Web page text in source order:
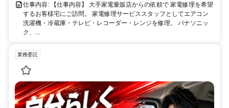
仕事内容: 【仕事内容】 大手家電量販店からの依頼で 家電修理を希望
するお客様宅にご訪問。 家電修理サービススタッフとしてエアコン
洗濯機・冷蔵庫・テレビ・レコーダー・レンジを修理。 パナソニッ
ク、...
業務委託